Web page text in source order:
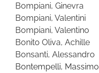
Bompiani, Ginevra
Bompiani, Valentini
Bompiani, Valentino
Bonito Oliva, Achille
Bonsanti, Alessandro
Bontempelli, Massimo